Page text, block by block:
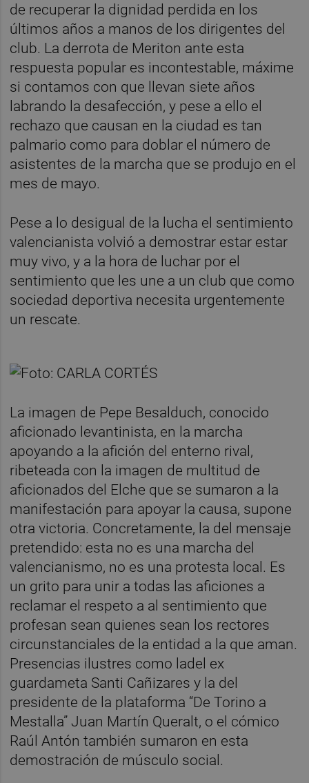
de recuperar la dignidad perdida en los
últimos años a manos de los dirigentes del
club. La derrota de Meriton ante esta
respuesta popular es incontestable, máxime
si contamos con que llevan siete años
labrando la desafección, y pese a ello el
rechazo que causan en la ciudad es tan
palmario como para doblar el número de
asistentes de la marcha que se produjo en el
mes de mayo.
Pese a lo desigual de la lucha el sentimiento
valencianista volvió a demostrar estar estar
muy vivo, y a la hora de luchar por el
sentimiento que les une a un club que como
sociedad deportiva necesita urgentemente
un rescate.
La imagen de Pepe Besalduch, conocido
aficionado levantinista, en la marcha
apoyando a la afición del enterno rival,
ribeteada con la imagen de multitud de
aficionados del Elche que se sumaron a la
manifestación para apoyar la causa, supone
otra victoria. Concretamente, la del mensaje
pretendido: esta no es una marcha del
valencianismo, no es una protesta local. Es
un grito para unir a todas las aficiones a
reclamar el respeto a al sentimiento que
profesan sean quienes sean los rectores
circunstanciales de la entidad a la que aman.
Presencias ilustres como ladel ex
guardameta Santi Cañizares y la del
presidente de la plataforma “De Torino a
Mestalla” Juan Martín Queralt, o el cómico
Raúl Antón también sumaron en esta
demostración de músculo social.